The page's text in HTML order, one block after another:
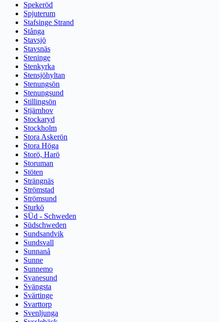
Spekeröd
Spjuterum
Stafsinge Strand
Stånga
Stavsjö
Stavsnäs
Steninge
Stenkyrka
Stensjöhyltan
Stenungsön
Stenungsund
Stillingsön
Stjärnhov
Stockaryd
Stockholm
Stora Askerön
Stora Höga
Storö, Harö
Storuman
Stöten
Strängnäs
Strömstad
Strömsund
Sturkö
SÜd - Schweden
Südschweden
Sundsandvik
Sundsvall
Sunnanå
Sunne
Sunnemo
Svanesund
Svängsta
Svärtinge
Svarttorp
Svenljunga